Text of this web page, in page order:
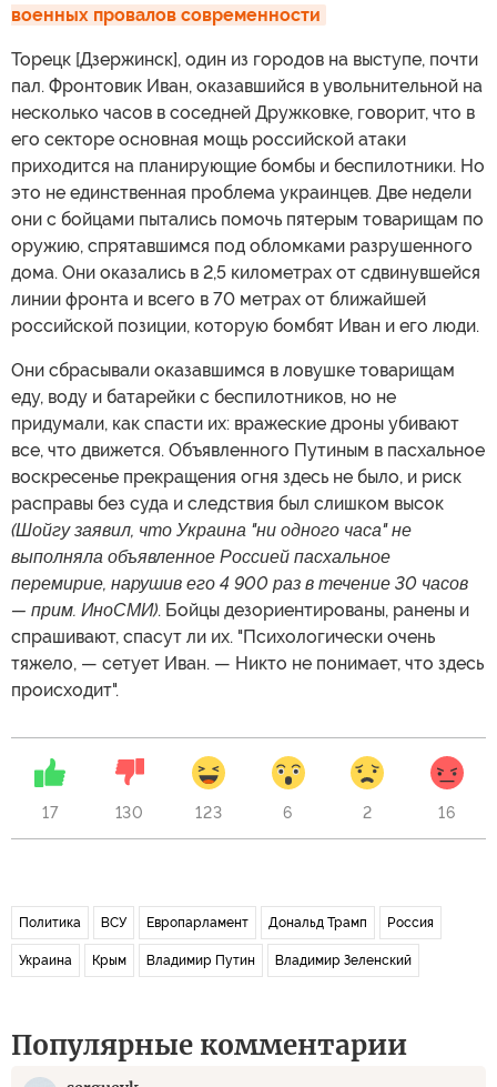
военных провалов современности
Торецк [Дзержинск], один из городов на выступе, почти
пал. Фронтовик Иван, оказавшийся в увольнительной на
несколько часов в соседней Дружковке, говорит, что в
его секторе основная мощь российской атаки
приходится на планирующие бомбы и беспилотники. Но
это не единственная проблема украинцев. Две недели
они с бойцами пытались помочь пятерым товарищам по
оружию, спрятавшимся под обломками разрушенного
дома. Они оказались в 2,5 километрах от сдвинувшейся
линии фронта и всего в 70 метрах от ближайшей
российской позиции, которую бомбят Иван и его люди.
Они сбрасывали оказавшимся в ловушке товарищам
еду, воду и батарейки с беспилотников, но не
придумали, как спасти их: вражеские дроны убивают
все, что движется. Объявленного Путиным в пасхальное
воскресенье прекращения огня здесь не было, и риск
расправы без суда и следствия был слишком высок
(Шойгу заявил, что Украина "ни одного часа" не
выполняла объявленное Россией пасхальное
перемирие, нарушив его 4 900 раз в течение 30 часов
— прим. ИноСМИ). Бойцы дезориентированы, ранены и
спрашивают, спасут ли их. "Психологически очень
тяжело, — сетует Иван. — Никто не понимает, что здесь
происходит".
17 130 123 6 2 16
Политика ВСУ Европарламент Дональд Трамп Россия
Украина Крым Владимир Путин Владимир Зеленский
Популярные комментарии